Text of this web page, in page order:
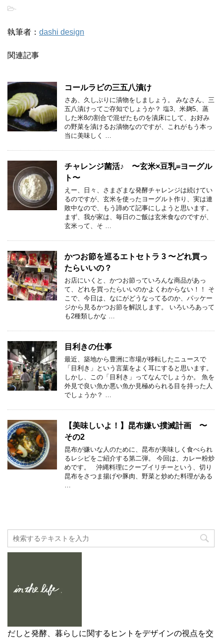
-
執筆者： dashi design
関連記事
コールラビの三五八漬け
さあ、久しぶりに漬物をしましょう。 みなさん、三
五八漬けってご存知でしょうか？ 塩3、米麹5、蒸
した米8の割合で混ぜたものを漬床にして、お好み
の野菜を漬けるお漬物なのですが、これがもう本っ
当に美味しく …
チャレンジ菌活♪ 〜玄米×豆乳=ヨーグル
ト〜
えー、日々、さまざまな発酵チャレンジは続けてい
るのですが、玄米を使ったヨーグルト作り、実は連
敗中なので、もう諦めて記事にしようと思います。
まず、我が家は、毎日のご飯は玄米食なのですが、
玄米って、そ …
かつお節を巡るエトセトラ 3 〜どれ買っ
たらいいの？
お店にいくと、かつお節っていろんな商品があっ
て、どれを買ったらいいのかよくわからない！！ そ
こで、今日は、なにがどうなってるのか、パッケー
ジから見るかつお節を解説します。 いろいろあって
も2種類しかな …
目利きの仕事
最近、築地から豊洲に市場が移転したニュースで
「目利き」という言葉をよく耳にすると思います。
しかし、この「目利き」ってなんでしょうか。 魚を
外見で良い魚か悪い魚か見極められる目を持った人
でしょうか？ …
【美味しいよ！】昆布嫌い撲滅計画 〜
その2
昆布が嫌いな人のために、昆布が美味しく食べられ
るレシピをご紹介する第二弾。 今回は、カレー粉炒
めです。 沖縄料理にクーブイリチーという、切り
昆布をさつま揚げや豚肉、野菜と炒めた料理がある
…
だしと発酵、暮らしに関するヒントをデザインの視点を交